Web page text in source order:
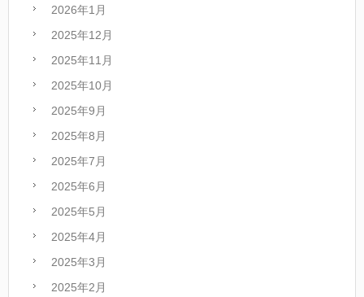
2026年1月
2025年12月
2025年11月
2025年10月
2025年9月
2025年8月
2025年7月
2025年6月
2025年5月
2025年4月
2025年3月
2025年2月